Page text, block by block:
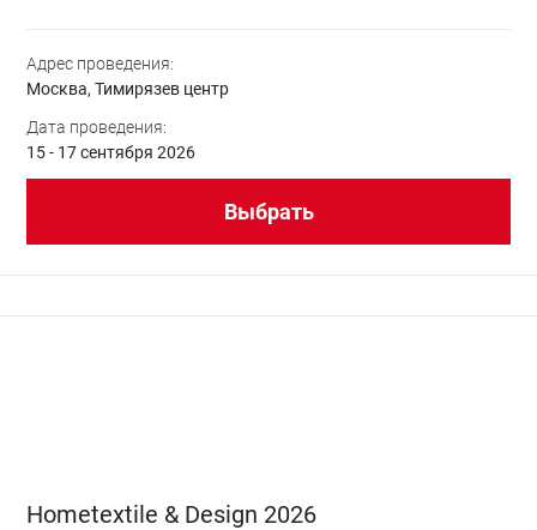
Адрес проведения:
Москва, Тимирязев центр
Дата проведения:
15 - 17 сентября 2026
Выбрать
Hometextile & Design 2026